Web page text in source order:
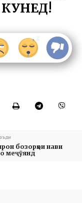
бозорҳои нави
меҷӯянд